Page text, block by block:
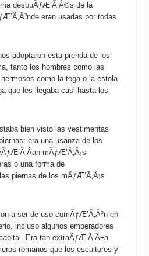
despuÃƒÆ’Ã‚Â©s de la
eran usadas por todas
adoptaron esta prenda de los
tanto los hombres como las
como la toga o la estola
que les llegaba casi hasta los
bien visto las vestimentas
era una usanza de los
mÃƒÆ’Ã‚Â¡s
o una forma de
piernas de los mÃƒÆ’Ã‚Â¡s
a ser de uso comÃƒÆ’Ã‚Âºn en
incluso algunos emperadores
Era tan extraÃƒÆ’Ã‚Â±a
romanos que los escultores y